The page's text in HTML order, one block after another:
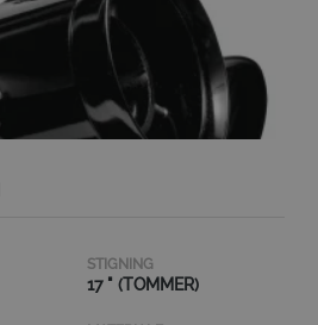
STIGNING
17 " (TOMMER)